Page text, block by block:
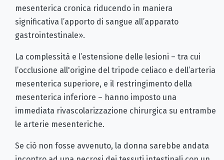
mesenterica cronica riducendo in maniera
significativa l’apporto di sangue all’apparato
gastrointestinale».
La complessità e l’estensione delle lesioni – tra cui
l’occlusione all'origine del tripode celiaco e dell’arteria
mesenterica superiore, e il restringimento della
mesenterica inferiore – hanno imposto una
immediata rivascolarizzazione chirurgica su entrambe
le arterie mesenteriche.
Se ciò non fosse avvenuto, la donna sarebbe andata